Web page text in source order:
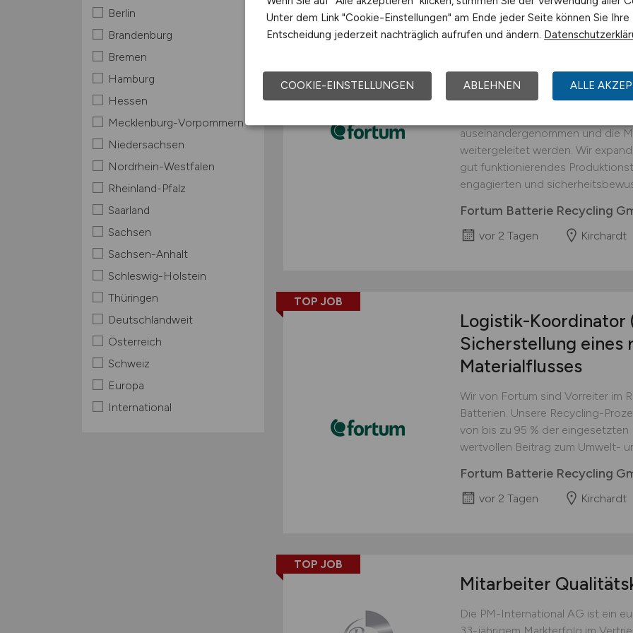
Berlin
Brandenburg
Bremen
Hamburg
Hessen
Mecklenburg-Vorpommern
Niedersachsen
Nordrhein-Westfalen
Rheinland-Pfalz
Saarland
Sachsen
Sachsen-Anhalt
Schleswig-Holstein
Thüringen
Deutschlandweit
Österreich
Schweiz
Europa
International
TOP JOB
(w/m/d)
interessanter
An unserem Standort in
auseinandergenommen und die
weitergeleitet werden. Wir
gut funktionierendes
engagierten und
Fortum Batterie Recycling
vor 2 Tagen Kirchardt
TOP JOB
Logistik-Koordinator
Sicherstellung eines
Materialflusses
Wir von Fortum sind Vorreiter im
Batterien. Unsere Recycling-
von bis zu 95 % der eingesetzten
wertvollen Beitrag zum Umwelt-
Fortum Batterie Recycling
vor 2 Tagen Kirchardt
TOP JOB
Mitarbeiter
Die PM-International AG ist ein
Unter dem Link "Cookie-Einstellungen" am Ende jeder Seite können Sie Ihre
Entscheidung jederzeit nachträglich aufrufen und ändern.
COOKIE-EINSTELLUNGEN ABLEHNEN ALLE